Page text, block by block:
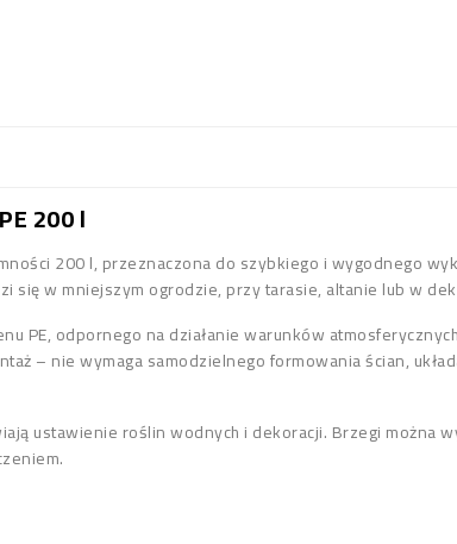
200 l
200 l, przeznaczona do szybkiego i wygodnego
się w mniejszym ogrodzie, przy tarasie, altanie lub w
PE, odpornego na działanie warunków
– nie wymaga samodzielnego formowania ścian,
ustawienie roślin wodnych i dekoracji. Brzegi można